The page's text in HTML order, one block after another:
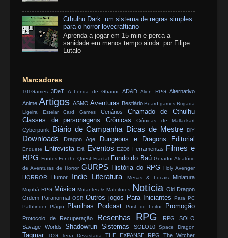
Cthulhu Dark: um sistema de regras simples
para o horror lovecraftiano
Aprenda a jogar em 15 min e perca a
sanidade em menos tempo ainda por Filipe
Lutalo
Marcadores
101Games 3DeT A Lenda de Ghanor AD&D Alien RPG
Alternativo
Anime Artigos ASMO Aventuras Bestiário Board games Brigada
Ligeira Estelar
Card Games Cenários
Chamado de Cthulhu
Classes de personagens
Crônicas Crônicas de Mallackart
Cyberpunk Diário de Campanha Dicas de Mestre DiY
Downloads Dragon Age Dungeons e Dragons Editorial
Enquete Entrevista Erä Eventos EZD6 Ferramentas Filmes e
RPG Fontes For the Quest Fractal Fundo do Baú Gerador Aleatório
de Aventuras de Horror GURPS História do RPG Holy Avenger
HORROR Humor Indie Literatura Mesas & Locais Miniatura
Mojubá RPG Música Mutantes & Mafeitores Notícia Old Dragon
Ordem Paranormal
OSR Outros jogos Para Iniciantes
Para PC
Pathfinder
Plágio Planilhas Podcast Post do Leitor Promoção
Protocolo de Recuperação Resenhas RPG
RPG SOLO
Savage Worlds
Shadowrun Sistemas SOLO10 Space Dragon
Tagmar TCG Terra Devastada THE EXPANSE RPG
The Witcher